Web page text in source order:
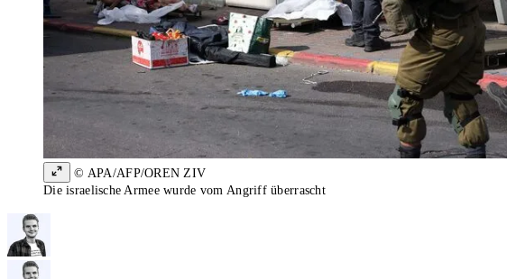
© APA/AFP/OREN ZIV
Die israelische Armee wurde vom Angriff überrascht